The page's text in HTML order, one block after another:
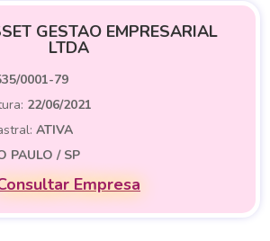
GESTAO EMPRESARIAL
LTDA
0001-79
22/06/2021
ATIVA
PAULO / SP
Empresa